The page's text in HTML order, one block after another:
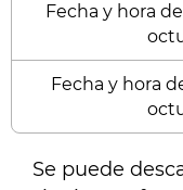
Fecha y hora
Fecha y hora
Se puede